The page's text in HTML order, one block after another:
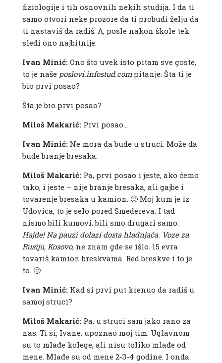
fiziologije i tih osnovnih nekih studija. I da ti
samo otvori neke prozore da ti probudi želju da
ti nastaviš da radiš. A, posle nakon škole tek
sledi ono najbitnije.
Ivan Minić:Ono što uvek isto pitam sve goste,
to je naše poslovi.infostud.compitanje: Šta ti je
bio prvi posao?
Šta je bio prvi posao?
Miloš Makarić:Prvi posao…
Ivan Minić:Ne mora da bude u struci. Može da
bude branje bresaka.
Miloš Makarić:Pa, prvi posao i jeste, ako ćemo
tako, i jeste – nije branje bresaka, ali gajbe i
tovarenje bresaka u kamion. 🙂 Moj kum je iz
Udovica, to je selo pored Smedereva. I tad
nismo bili kumovi, bili smo drugari samo.
Hajde! Na pauzi dolazi dosta hladnjača. Voze za
Rusiju, Kosovo, ne znam gde se išlo. 15 evra
tovariš kamion breskvama. Red breskve i to je
to. 🙂
Ivan Minić:Kad si prvi put krenuo da radiš u
samoj struci?
Miloš Makarić:Pa, u struci sam jako rano za
nas. Ti si, Ivane, upoznao moj tim. Uglavnom
su to mlađe kolege, ali nisu toliko mlađe od
mene. Mlađe su od mene 2-3-4 godine. I onda